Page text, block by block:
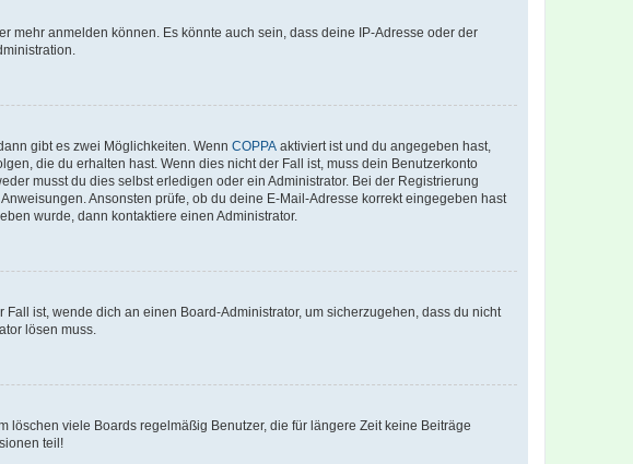
mehr anmelden können. Es könnte auch sein, dass deine IP-Adresse oder der
gibt es zwei Möglichkeiten. Wenn COPPA aktiviert ist und du angegeben hast,
die du erhalten hast. Wenn dies nicht der Fall ist, muss dein Benutzerkonto
musst du dies selbst erledigen oder ein Administrator. Bei der Registrierung
Ansonsten prüfe, ob du deine E-Mail-Adresse korrekt eingegeben hast
wurde, dann kontaktiere einen Administrator.
ist, wende dich an einen Board-Administrator, um sicherzugehen, dass du nicht
lösen muss.
löschen viele Boards regelmäßig Benutzer, die für längere Zeit keine Beiträge
teil!